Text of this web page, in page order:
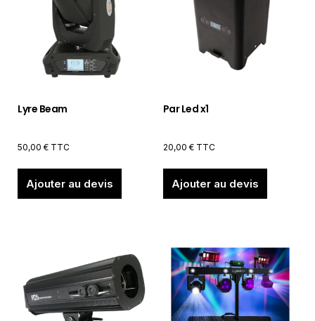
Lyre Beam
50,00 € TTC
Ajouter au devis
Par Led x1
20,00 € TTC
Ajouter au devis